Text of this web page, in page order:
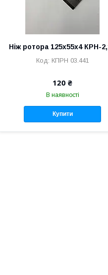
Ніж ротора 125х55х4 КРН-
КПРН 03.441
120 ₴
В наявності
Купити